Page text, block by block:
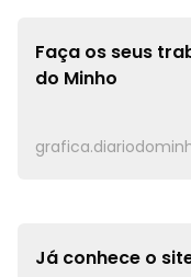
Faça os seus
do Minho
Já conhece o